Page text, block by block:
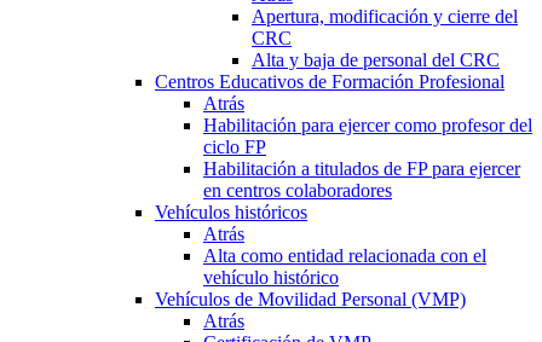
Apertura, modificación y cierre del
CRC
Alta y baja de personal del CRC
Centros Educativos de Formación Profesional
Atrás
Habilitación para ejercer como profesor del
ciclo FP
Habilitación a titulados de FP para ejercer
en centros colaboradores
Vehículos históricos
Atrás
Alta como entidad relacionada con el
vehículo histórico
Vehículos de Movilidad Personal (VMP)
Atrás